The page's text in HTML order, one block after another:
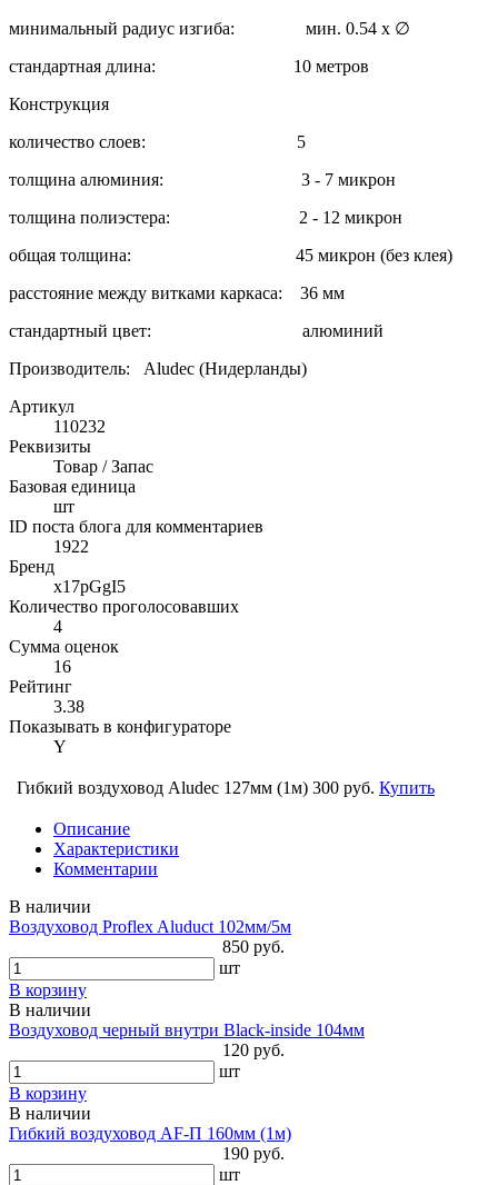
минимальный радиус изгиба: мин. 0.54 x ∅
стандартная длина: 10 метров
Конструкция
количество слоев: 5
толщина алюминия: 3 - 7 микрон
толщина полиэстера: 2 - 12 микрон
общая толщина: 45 микрон (без клея)
расстояние между витками каркаса: 36 мм
стандартный цвет: алюминий
Производитель: Aludec (Нидерланды)
Артикул
110232
Реквизиты
Товар / Запас
Базовая единица
шт
ID поста блога для комментариев
1922
Бренд
x17pGgI5
Количество проголосовавших
4
Сумма оценок
16
Рейтинг
3.38
Показывать в конфигураторе
Y
Гибкий воздуховод Aludec 127мм (1м) 300 руб. Купить
Описание
Характеристики
Комментарии
В наличии
Воздуховод Proflex Aluduct 102мм/5м
850 руб.
шт
В корзину
В наличии
Воздуховод черный внутри Black-inside 104мм
120 руб.
шт
В корзину
В наличии
Гибкий воздуховод AF-П 160мм (1м)
190 руб.
шт